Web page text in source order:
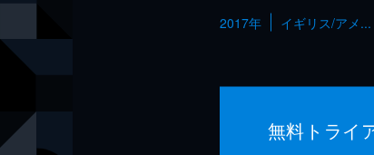
2017年 イギリス/アメ...
無料トライ